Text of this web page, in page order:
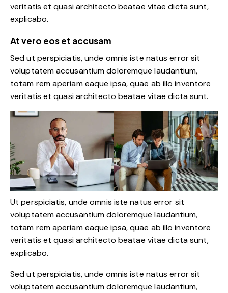
veritatis et quasi architecto beatae vitae dicta sunt,
explicabo.
At vero eos et accusam
Sed ut perspiciatis, unde omnis iste natus error sit
voluptatem accusantium doloremque laudantium,
totam rem aperiam eaque ipsa, quae ab illo inventore
veritatis et quasi architecto beatae vitae dicta sunt.
Ut perspiciatis, unde omnis iste natus error sit
voluptatem accusantium doloremque laudantium,
totam rem aperiam eaque ipsa, quae ab illo inventore
veritatis et quasi architecto beatae vitae dicta sunt,
explicabo.
Sed ut perspiciatis, unde omnis iste natus error sit
voluptatem accusantium doloremque laudantium,